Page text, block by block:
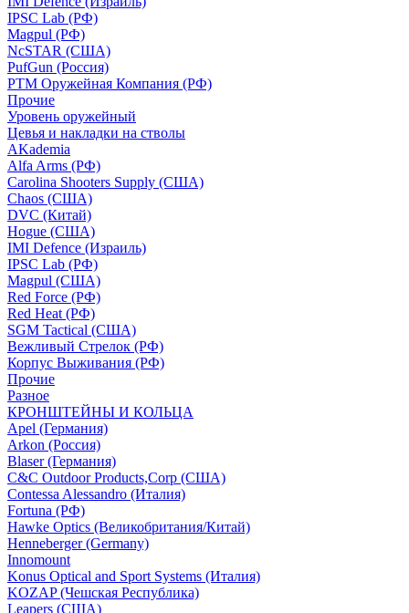
IPSC Lab (РФ)
Magpul (РФ)
NcSTAR (США)
PufGun (Россия)
РТМ Оружейная Компания (РФ)
Прочие
Уровень оружейный
Цевья и накладки на стволы
AKademia
Alfa Arms (РФ)
Carolina Shooters Supply (США)
Chaos (США)
DVC (Китай)
Hogue (США)
IMI Defence (Израиль)
IPSC Lab (РФ)
Magpul (США)
Red Force (РФ)
Red Heat (РФ)
SGM Tactical (США)
Вежливый Стрелок (РФ)
Корпус Выживания (РФ)
Прочие
Разное
КРОНШТЕЙНЫ И КОЛЬЦА
Apel (Германия)
Arkon (Россия)
Blaser (Германия)
C&C Outdoor Products,Corp (США)
Contessa Alessandro (Италия)
Fortuna (РФ)
Hawke Optics (Великобритания/Китай)
Henneberger (Germany)
Innomount
Konus Optical and Sport Systems (Италия)
KOZAP (Чешская Республика)
Leapers (США)